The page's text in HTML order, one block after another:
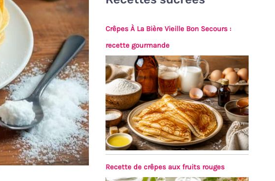
Crêpes À La Bière Vieille Bon Secours :
recette gourmande
Recette de crêpes aux fruits rouges